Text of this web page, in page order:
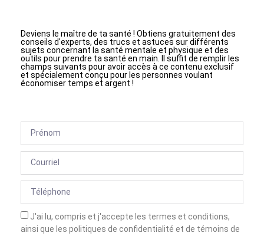
Deviens le maître de ta santé ! Obtiens gratuitement des
conseils d'experts, des trucs et astuces sur différents
sujets concernant la santé mentale et physique et des
outils pour prendre ta santé en main. Il suffit de remplir les
champs suivants pour avoir accès à ce contenu exclusif
et spécialement conçu pour les personnes voulant
économiser temps et argent !
J'ai lu, compris et j'accepte les termes et conditions,
ainsi que les politiques de confidentialité et de témoins de